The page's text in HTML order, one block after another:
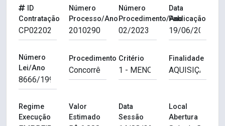
ID
Contratação
Número
Processo/Ano
Número
Procedimento/Ano
Data
Publicação
Número
Lei/Ano
Procedimento Critério Finalidade
Regime
Execução
Valor
Estimado
Data
Sessão
Local
Abertura